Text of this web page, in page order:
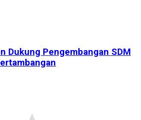
Dukung Pengembangan SDM